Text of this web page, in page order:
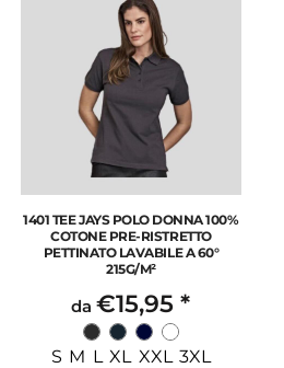
1401 TEE JAYS POLO DONNA 100%
COTONE PRE-RISTRETTO
PETTINATO LAVABILE A 60°
215G/M²
da€15,95*
S M L XL XXL 3XL